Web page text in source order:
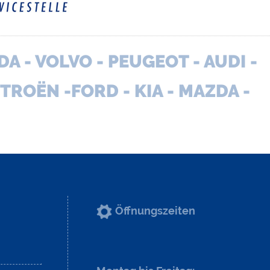
- VOLVO - PEUGEOT - AUDI -
-FORD - KIA - MAZDA -
Öffnungszeiten